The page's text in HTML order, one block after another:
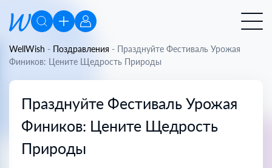
WellWish - Поздравления - Празднуйте Фестиваль Урожая
Фиников: Цените Щедрость Природы
Празднуйте Фестиваль Урожая
Фиников: Цените Щедрость
Природы